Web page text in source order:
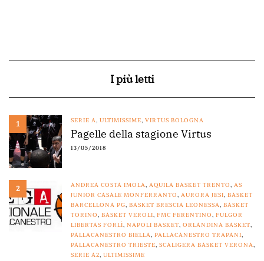
I più letti
1 SERIE A, ULTIMISSIME, VIRTUS BOLOGNA
Pagelle della stagione Virtus
13/05/2018
2 ANDREA COSTA IMOLA, AQUILA BASKET TRENTO, AS
JUNIOR CASALE MONFERRANTO, AURORA JESI, BASKET
BARCELLONA PG, BASKET BRESCIA LEONESSA, BASKET
TORINO, BASKET VEROLI, FMC FERENTINO, FULGOR
LIBERTAS FORLÌ, NAPOLI BASKET, ORLANDINA BASKET,
PALLACANESTRO BIELLA, PALLACANESTRO TRAPANI,
PALLACANESTRO TRIESTE, SCALIGERA BASKET VERONA,
SERIE A2, ULTIMISSIME